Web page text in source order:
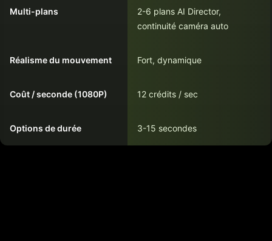
Multi-plans
2-6 plans AI Director,
continuité caméra auto
Réalisme du mouvement Fort, dynamique
Coût / seconde (1080P) 12 crédits / sec
Options de durée 3-15 secondes